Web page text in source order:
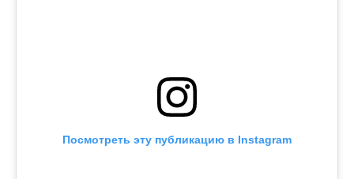
Посмотреть эту публикацию в Instagram